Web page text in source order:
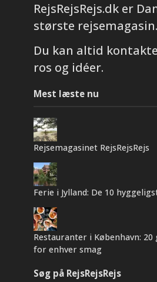
RejsRejsRejs.dk er
største rejsemagasin.
Du kan altid
ros og idéer.
Mest læste nu
Rejsemagasinet RejsRejsRejs
Ferie i Jylland: De 10
Restauranter i København: 20
for enhver smag
Søg på RejsRejsRejs